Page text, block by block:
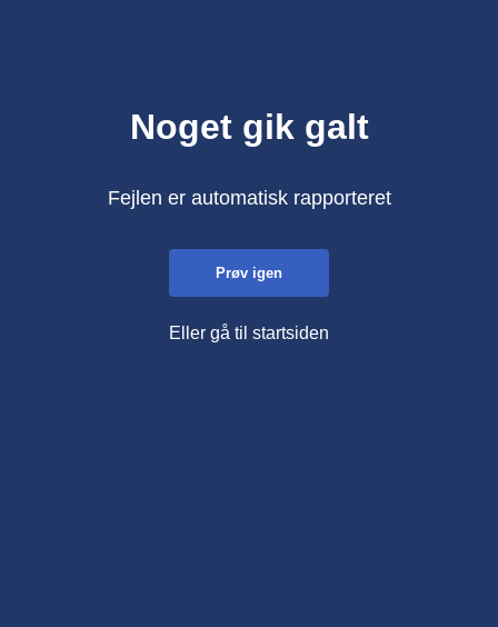
Noget gik galt
Fejlen er automatisk rapporteret
Prøv igen
Eller gå til startsiden